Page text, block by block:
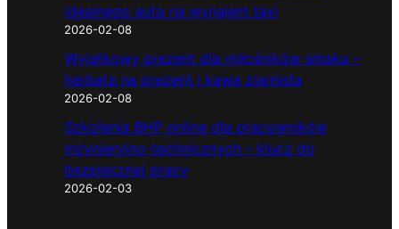
idealnego auta na wynajem taxi
2026-02-08
Wyjątkowy prezent dla miłośników smaku –
herbata na prezent i kawa ziarnista
2026-02-08
Szkolenia BHP online dla pracowników
inżynieryjno-technicznych – klucz do
bezpiecznej pracy
2026-02-03